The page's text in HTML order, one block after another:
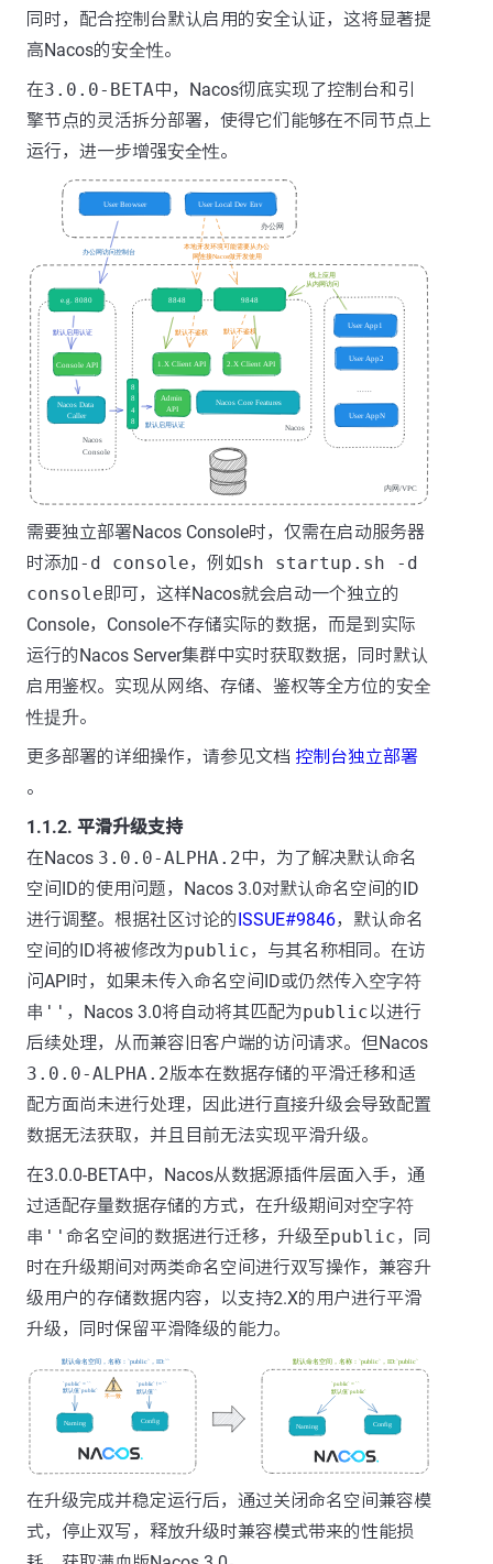
同时，配合控制台默认启用的安全认证，这将显著提
高Nacos的安全性。
在3.0.0-BETA中，Nacos彻底实现了控制台和引
擎节点的灵活拆分部署，使得它们能够在不同节点上
运行，进一步增强安全性。
需要独立部署Nacos Console时，仅需在启动服务器
时添加 -d console，例如sh startup.sh -d
console即可，这样Nacos就会启动一个独立的
Console，Console不存储实际的数据，而是到实际
运行的Nacos Server集群中实时获取数据，同时默认
启用鉴权。实现从网络、存储、鉴权等全方位的安全
性提升。
更多部署的详细操作，请参见文档 控制台独立部署
。
1.1.2. 平滑升级支持
在Nacos 3.0.0-ALPHA.2中，为了解决默认命名
空间ID的使用问题，Nacos 3.0对默认命名空间的ID
进行调整。根据社区讨论的 ISSUE#9846，默认命名
空间的ID将被修改为public，与其名称相同。在访
问API时，如果未传入命名空间ID或仍然传入空字符
串'' ，Nacos 3.0将自动将其匹配为public以进行
后续处理，从而兼容旧客户端的访问请求。但Nacos
3.0.0-ALPHA.2版本在数据存储的平滑迁移和适
配方面尚未进行处理，因此进行直接升级会导致配置
数据无法获取，并且目前无法实现平滑升级。
在3.0.0-BETA中，Nacos从数据源插件层面入手，通
过适配存量数据存储的方式，在升级期间对空字符
串'' 命名空间的数据进行迁移，升级至public，同
时在升级期间对两类命名空间进行双写操作，兼容升
级用户的存储数据内容，以支持2.X的用户进行平滑
升级，同时保留平滑降级的能力。
在升级完成并稳定运行后，通过关闭命名空间兼容模
式，停止双写，释放升级时兼容模式带来的性能损